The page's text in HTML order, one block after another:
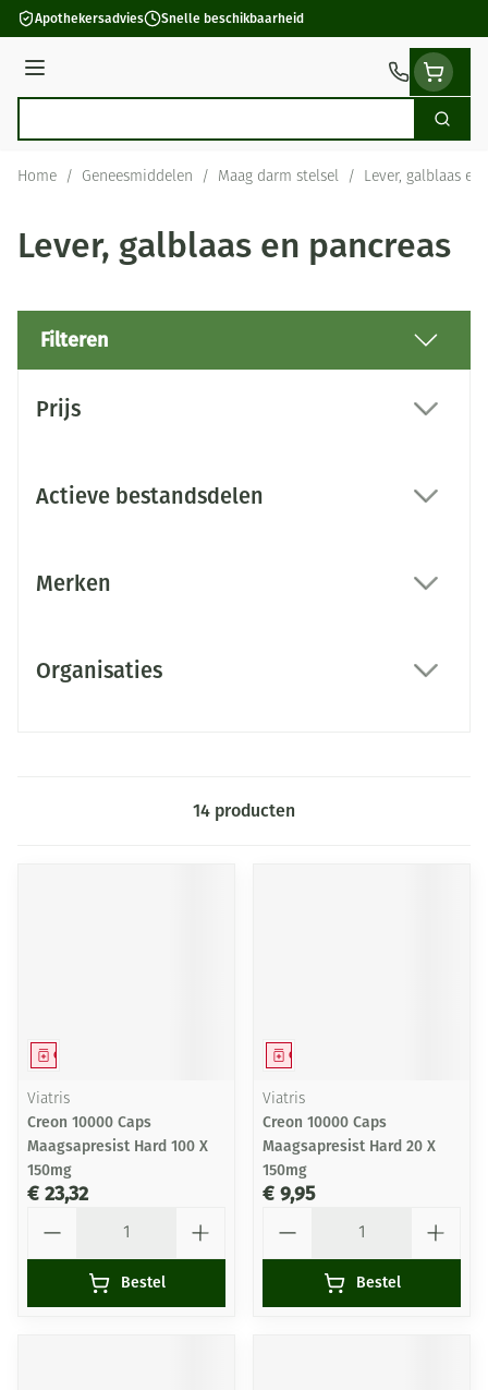
Ga naar de inhoud
Apothekersadvies Snelle beschikbaarheid
Menu
Zoek
Home / Geneesmiddelen / Maag darm stelsel / Lever, galblaas en
Lever, galblaas en pancreas
Filteren
Prijs
Actieve bestandsdelen
Merken
Organisaties
14 producten
Geneesmiddel
Viatris
Creon 10000 Caps
Maagsapresist Hard 100 X
150mg
€ 23,32
Bestel
Geneesmiddel
Viatris
Creon 10000 Caps
Maagsapresist Hard 20 X
150mg
€ 9,95
Bestel